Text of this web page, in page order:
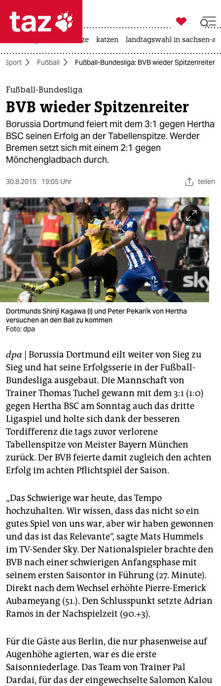
 taz zahl ich
taz zahl ich
themen
politik
öko
gesellschaft
kultur
sport
berlin
nord
wahrheit
verlag
verlag
veranstaltungen
fragen & hilfe
unterstützen
abo
genossenschaft
epaper login

taz zahl ich
hitze katzen landtagswahl in sachsen-
Sport Fußball Fußball-Bundesliga: BVB wieder Spitzenreiter
Fußball-Bundesliga
BVB wieder Spitzenreiter
Borussia Dortmund feiert mit dem 3:1 gegen Hertha
BSC seinen Erfolg an der Tabellenspitze. Werder
Bremen setzt sich mit einem 2:1 gegen
Mönchengladbach durch.
30.8.2015 19:05 Uhr teilen
Dortmunds Shinji Kagawa (l) und Peter Pekarík von Hertha
versuchen an den Ball zu kommen
Foto: dpa
dpa | Borussia Dortmund eilt weiter von Sieg zu
Sieg und hat seine Erfolgsserie in der Fußball-
Bundesliga ausgebaut. Die Mannschaft von
Trainer Thomas Tuchel gewann mit dem 3:1 (1:0)
gegen Hertha BSC am Sonntag auch das dritte
Ligaspiel und holte sich dank der besseren
Tordifferenz die tags zuvor verlorene
Tabellenspitze von Meister Bayern München
zurück. Der BVB feierte damit zugleich den achten
Erfolg im achten Pflichtspiel der Saison.
„Das Schwierige war heute, das Tempo
hochzuhalten. Wir wissen, dass das nicht so ein
gutes Spiel von uns war, aber wir haben gewonnen
und das ist das Relevante“, sagte Mats Hummels
im TV-Sender Sky. Der Nationalspieler brachte den
BVB nach einer schwierigen Anfangsphase mit
seinem ersten Saisontor in Führung (27. Minute).
Direkt nach dem Wechsel erhöhte Pierre-Emerick
Aubameyang (51.). Den Schlusspunkt setzte Adrian
Ramos in der Nachspielzeit (90.+3).
Für die Gäste aus Berlin, die nur phasenweise auf
Augenhöhe agierten, war es die erste
Saisonniederlage. Das Team von Trainer Pal
Dardai, für das der eingewechselte Salomon Kalou